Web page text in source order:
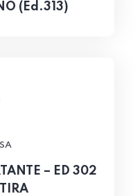
(Ed.313)
– ED 302